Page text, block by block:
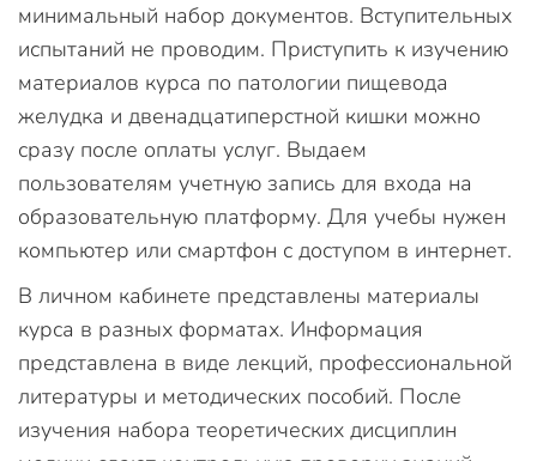
минимальный набор документов. Вступительных
испытаний не проводим. Приступить к изучению
материалов курса по патологии пищевода
желудка и двенадцатиперстной кишки можно
сразу после оплаты услуг. Выдаем
пользователям учетную запись для входа на
образовательную платформу. Для учебы нужен
компьютер или смартфон с доступом в интернет.
В личном кабинете представлены материалы
курса в разных форматах. Информация
представлена в виде лекций, профессиональной
литературы и методических пособий. После
изучения набора теоретических дисциплин